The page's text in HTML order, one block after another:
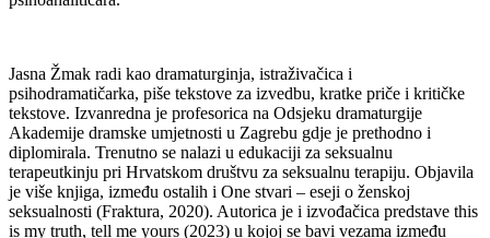
Jasna Žmak radi kao dramaturginja, istraživačica i
psihodramatičarka, piše tekstove za izvedbu, kratke priče i kritičke
tekstove. Izvanredna je profesorica na Odsjeku dramaturgije
Akademije dramske umjetnosti u Zagrebu gdje je prethodno i
diplomirala. Trenutno se nalazi u edukaciji za seksualnu
terapeutkinju pri Hrvatskom društvu za seksualnu terapiju. Objavila
je više knjiga, između ostalih i One stvari – eseji o ženskoj
seksualnosti (Fraktura, 2020). Autorica je i izvođačica predstave this
is my truth, tell me yours (2023) u kojoj se bavi vezama između